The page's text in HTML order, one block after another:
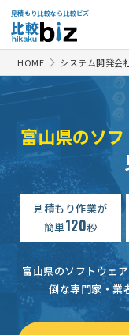
見積もり比較なら比較ビズ
HOME システム開発会
富山県のソ
見積もり作業が
簡単120秒
富山県のソフトウェ
倒な専門家・業